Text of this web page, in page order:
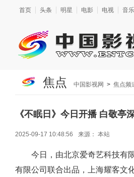
首页 头条 明星 电影 电视 音乐
焦点 中国影视网 > 焦点频
《不眠日》今日开播 白敬亭
2025-09-17 10:48:56 来源： 本站
今日，由北京爱奇艺科技有
有限公司联合出品，上海耀客文